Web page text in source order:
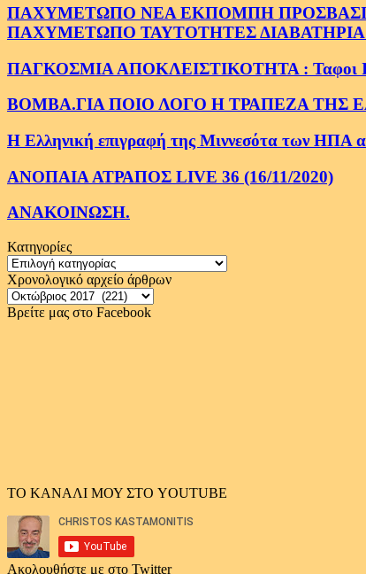
ΠΑΧΥΜΕΤΩΠΟ ΝΕΑ ΕΚΠΟΜΠΗ
ΠΑΧΥΜΕΤΩΠΟ ΤΑΥΤΟΤΗΤΕΣ ΔΙΑΒΑΤΗΡΙΑ
ΠΑΓΚΟΣΜΙΑ ΑΠΟΚΛΕΙΣΤΙΚΟΤΗΤΑ : Ταφοι
ΒΟΜΒΑ.ΓΙΑ ΠΟΙΟ ΛΟΓΟ Η ΤΡΑΠΕΖΑ ΤΗΣ
Η Ελληνική επιγραφή της Μιννεσότα των ΗΠΑ
ΑΝΟΠΑΙΑ ΑΤΡΑΠΟΣ LIVE 36 (16/11/2020)
ΑΝΑΚΟΙΝΩΣΗ.
Κατηγορίες
Κατηγορίες
Χρονολογικό αρχείο άρθρων
Χρονολογικό
αρχείο
Βρείτε μας στο Facebook
ΤΟ ΚΑΝΑΛΙ ΜΟΥ ΣΤΟ YOUTUBE
Ακολουθήστε με στο Twitter